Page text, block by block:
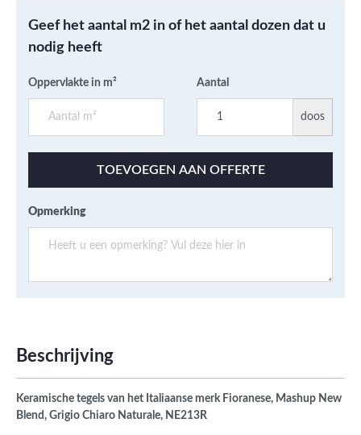
Geef het aantal m2 in of het aantal dozen dat u
nodig heeft
Oppervlakte in m² Aantal
doos
TOEVOEGEN AAN OFFERTE
Opmerking
Beschrijving
Keramische tegels van het Italiaanse merk Fioranese, Mashup New
Blend, Grigio Chiaro Naturale, NE213R